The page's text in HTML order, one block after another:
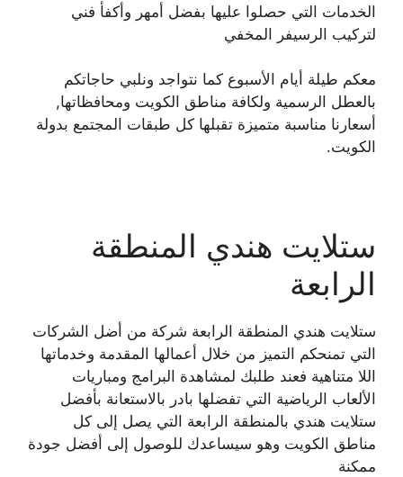
الخدمات التي حصلوا عليها بفضل أمهر وأكفأ فني
لتركيب الرسيفر المخفي
معكم طيلة أيام الأسبوع كما نتواجد ونلبي حاجاتكم
بالعطل الرسمية ولكافة مناطق الكويت ومحافظاتها,
أسعارنا مناسبة متميزة تقبلها كل طبقات المجتمع بدولة
الكويت.
ستلايت هندي المنطقة
الرابعة
ستلايت هندي المنطقة الرابعة شركة من أضل الشركات
التي تمنحكم التميز من خلال أعمالها المقدمة وخدماتها
اللا متناهية فعند طلبك لمشاهدة البرامج ومباريات
الألعاب الرياضية التي تفضلها بادر بالاستعانة بأفضل
ستلايت هندي بالمنطقة الرابعة التي يصل إلى كل
مناطق الكويت وهو سيساعدك للوصول إلى أفضل جودة
ممكنة